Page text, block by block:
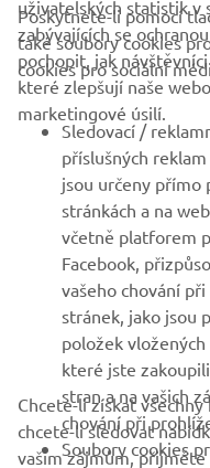
FIREMNÍ
B2B
VÍCE YAMAHA
PODPORA
ZPRAVODAJ
Získejte jako první
speciálních akcích, nových
uživatelských statistik v
zabývajících se
pochopit, jak
které zlepšují naše
marketingové úsilí.
Poskytnete-li pomocí
také soubory cookies
cookies pro sociální
Sledovací /
příslušných
jsou určeny přímo
stránkách a na
včetně platforem
Facebook,
vašeho chování
stránek, jako jsou
položek
které jste
stran a na vašich
chování při
Soubory cookies
Chcete-li získat
chcete-li sledovat
vašim zájmům,